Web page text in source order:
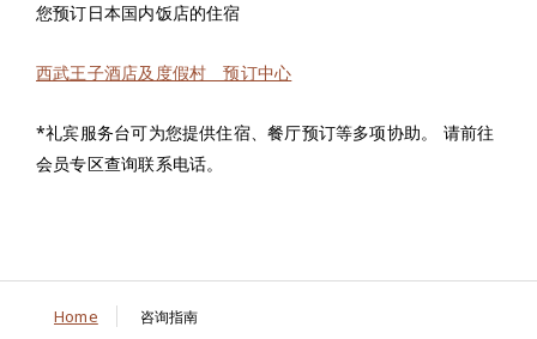
您预订日本国内饭店的住宿
西武王子酒店及度假村 预订中心
*礼宾服务台可为您提供住宿、餐厅预订等多项协助。 请前往
会员专区查询联系电话。
Home 咨询指南